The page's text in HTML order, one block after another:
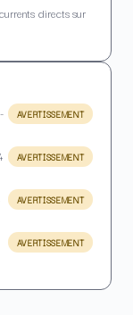
directs sur
AVERTISSEMENT
AVERTISSEMENT
AVERTISSEMENT
AVERTISSEMENT